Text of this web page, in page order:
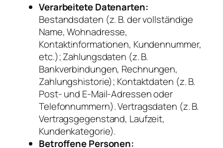
Verarbeitete Datenarten:
Bestandsdaten (z. B. der vollständige
Name, Wohnadresse,
Kontaktinformationen, Kundennummer,
etc.); Zahlungsdaten (z. B.
Bankverbindungen, Rechnungen,
Zahlungshistorie); Kontaktdaten (z. B.
Post- und E-Mail-Adressen oder
Telefonnummern). Vertragsdaten (z. B.
Vertragsgegenstand, Laufzeit,
Kundenkategorie).
Betroffene Personen: